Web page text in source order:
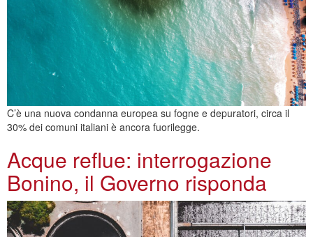
C’è una nuova condanna europea su fogne e depuratori, circa il
30% dei comuni italiani è ancora fuorilegge.
Acque reflue: interrogazione
Bonino, il Governo risponda